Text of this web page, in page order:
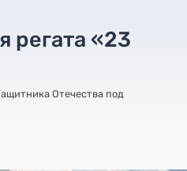
регата «23
Отечества под